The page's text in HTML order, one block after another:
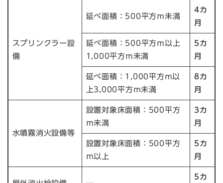
スプリンクラー設
備
延べ面積：500平方ｍ未満
4カ
月
延べ面積：500平方ｍ以上
1,000平方ｍ未満
5カ
月
延べ面積：1,000平方ｍ以
上3,000平方ｍ未満
8カ
月
水噴霧消火設備等
設置対象床面積：500平方
ｍ未満
3カ
月
設置対象床面積：500平方
ｍ以上
5カ
月
5カ